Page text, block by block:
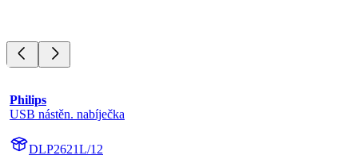
Philips
USB nástěn. nabíječka
DLP2621L/12